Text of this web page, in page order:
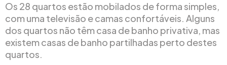
Os 28 quartos estão mobilados de forma simples,
com uma televisão e camas confortáveis. Alguns
dos quartos não têm casa de banho privativa, mas
existem casas de banho partilhadas perto destes
quartos.